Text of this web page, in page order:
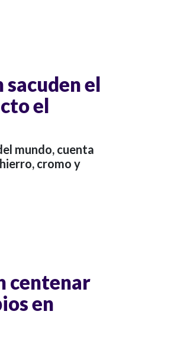
el
el
mundo, cuenta
cromo y
centenar
en